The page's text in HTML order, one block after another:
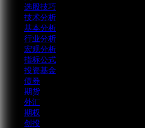
选股技巧
技术分析
基本分析
行业分析
宏观分析
指标公式
投资基金
债券
期货
外汇
期权
创投